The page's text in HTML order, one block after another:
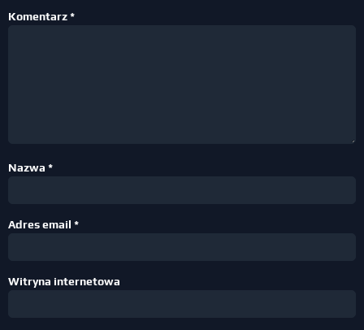
Komentarz*
Nazwa *
Adres email *
Witryna internetowa